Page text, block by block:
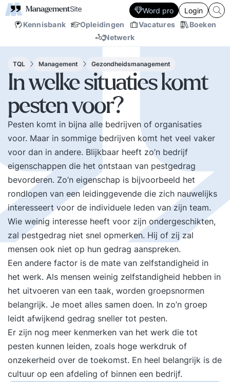
Kennisbank Opleidingen Vacatures
Boeken
Netwerk
Word pro Login
TQL Management Gezondheidsmanagement
In welke situaties komt
pesten voor?
Pesten komt in bijna alle bedrijven of organisaties
voor. Maar in sommige bedrijven komt het veel vaker
voor dan in andere. Blijkbaar heeft zo’n bedrijf
eigenschappen die het ontstaan van pestgedrag
bevorderen. Zo’n eigenschap is bijvoorbeeld het
rondlopen van een leidinggevende die zich nauwelijks
interesseert voor de individuele leden van zijn team.
Wie weinig interesse heeft voor zijn ondergeschikten,
zal pestgedrag niet snel opmerken. Hij of zij zal
mensen ook niet op hun gedrag aanspreken.
Een andere factor is de mate van zelfstandigheid in
het werk. Als mensen weinig zelfstandigheid hebben in
het uitvoeren van een taak, worden groepsnormen
belangrijk. Je moet alles samen doen. In zo’n groep
leidt afwijkend gedrag sneller tot pesten.
Er zijn nog meer kenmerken van het werk die tot
pesten kunnen leiden, zoals hoge werkdruk of
onzekerheid over de toekomst. En heel belangrijk is de
cultuur op een afdeling of binnen een bedrijf.